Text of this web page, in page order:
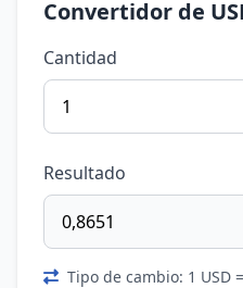
Convertidor de
Cantidad
Resultado
Tipo de cambio: 1 USD